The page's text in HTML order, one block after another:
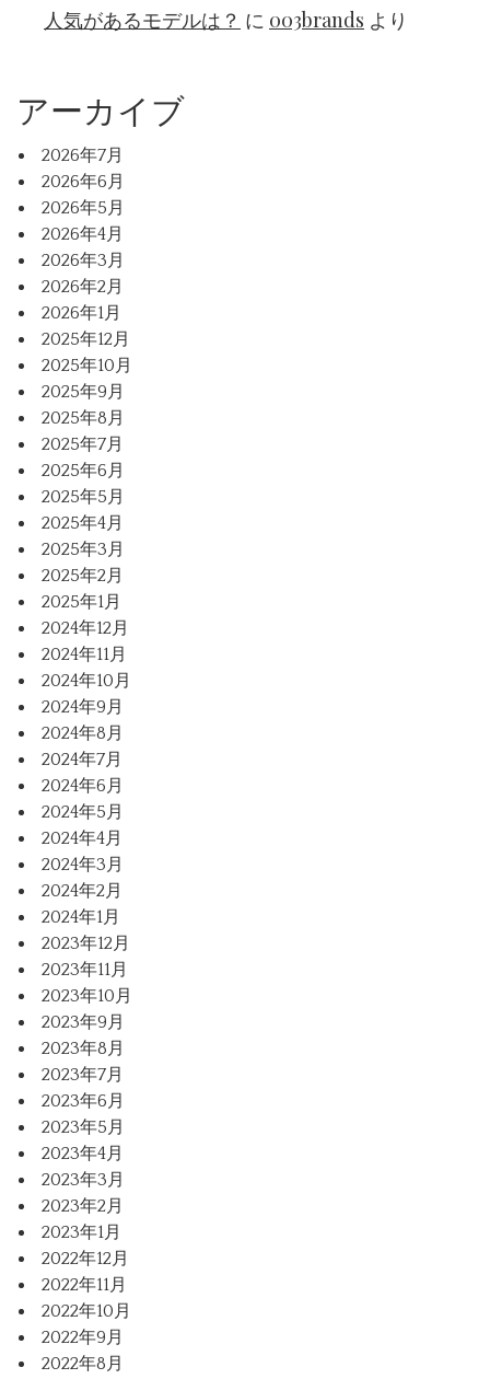
人気があるモデルは？ に 003brands より
アーカイブ
2026年7月
2026年6月
2026年5月
2026年4月
2026年3月
2026年2月
2026年1月
2025年12月
2025年10月
2025年9月
2025年8月
2025年7月
2025年6月
2025年5月
2025年4月
2025年3月
2025年2月
2025年1月
2024年12月
2024年11月
2024年10月
2024年9月
2024年8月
2024年7月
2024年6月
2024年5月
2024年4月
2024年3月
2024年2月
2024年1月
2023年12月
2023年11月
2023年10月
2023年9月
2023年8月
2023年7月
2023年6月
2023年5月
2023年4月
2023年3月
2023年2月
2023年1月
2022年12月
2022年11月
2022年10月
2022年9月
2022年8月